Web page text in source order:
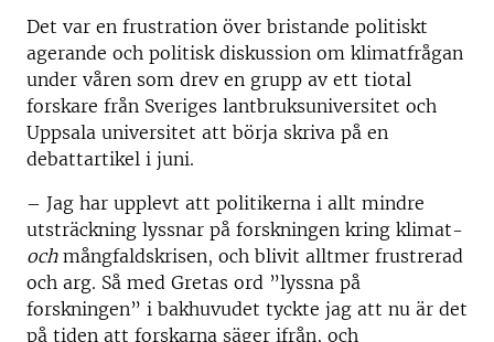
Det var en frustration över bristande politiskt
agerande och politisk diskussion om klimatfrågan
under våren som drev en grupp av ett tiotal
forskare från Sveriges lantbruksuniversitet och
Uppsala universitet att börja skriva på en
debattartikel i juni.
– Jag har upplevt att politikerna i allt mindre
utsträckning lyssnar på forskningen kring klimat-
ochmångfaldskrisen, och blivit alltmer frustrerad
och arg. Så med Gretas ord ”lyssna på
forskningen” i bakhuvudet tyckte jag att nu är det
på tiden att forskarna säger ifrån, och